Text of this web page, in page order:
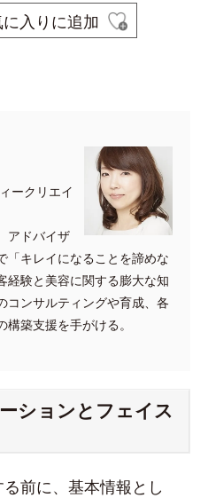
入りに追加
ークリエイ
アドバイザ
「キレイになることを諦めな
経験と美容に関する膨大な知
コンサルティングや育成、各
築支援を手がける。
ションとフェイス
前に、基本情報とし